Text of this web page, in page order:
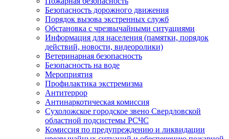
Безопасность дорожного движения
Порядок вызова экстренных служб
Обстановка с чрезвычайными ситуациями
Информация для населения (памятки, порядок
действий, новости, видеоролики)
Ветеринарная безопасность
Безопасность на воде
Мероприятия
Профилактика экстремизма
Антитеррор
Антинаркотическая комиссия
Сухоложское городское звено Свердловской
областной подсистемы РСЧС
Комиссия по предупреждению и ликвидации